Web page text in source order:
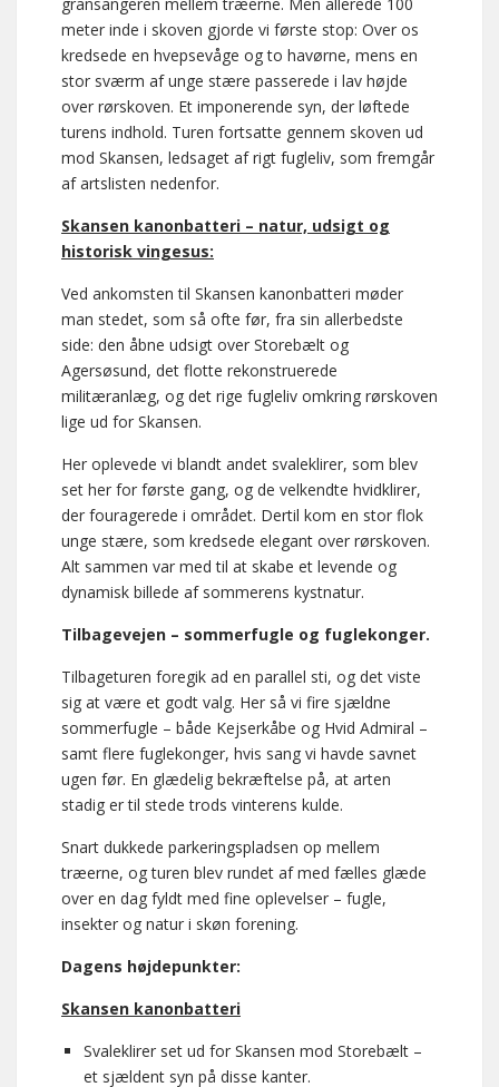
meter inde i skoven gjorde vi første stop: Over os
kredsede en hvepsevåge og to havørne, mens en
stor sværm af unge stære passerede i lav højde
over rørskoven. Et imponerende syn, der løftede
turens indhold. Turen fortsatte gennem skoven ud
mod Skansen, ledsaget af rigt fugleliv, som fremgår
af artslisten nedenfor.
Skansen kanonbatteri – natur, udsigt og
historisk vingesus:
Ved ankomsten til Skansen kanonbatteri møder
man stedet, som så ofte før, fra sin allerbedste
side: den åbne udsigt over Storebælt og
Agersøsund, det flotte rekonstruerede
militæranlæg, og det rige fugleliv omkring rørskoven
lige ud for Skansen.
Her oplevede vi blandt andet svaleklirer, som blev
set her for første gang, og de velkendte hvidklirer,
der fouragerede i området. Dertil kom en stor flok
unge stære, som kredsede elegant over rørskoven.
Alt sammen var med til at skabe et levende og
dynamisk billede af sommerens kystnatur.
Tilbagevejen – sommerfugle og fuglekonger.
Tilbageturen foregik ad en parallel sti, og det viste
sig at være et godt valg. Her så vi fire sjældne
sommerfugle – både Kejserkåbe og Hvid Admiral –
samt flere fuglekonger, hvis sang vi havde savnet
ugen før. En glædelig bekræftelse på, at arten
stadig er til stede trods vinterens kulde.
Snart dukkede parkeringspladsen op mellem
træerne, og turen blev rundet af med fælles glæde
over en dag fyldt med fine oplevelser – fugle,
insekter og natur i skøn forening.
Dagens højdepunkter:
Skansen kanonbatteri
Svaleklirer set ud for Skansen mod Storebælt –
et sjældent syn på disse kanter.